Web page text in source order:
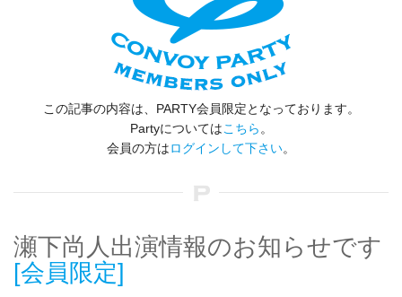
この記事の内容は、PARTY会員限定となっております。
Partyについてはこちら 。
会員の方はログインして下さい。
瀬下尚人出演情報のお知らせです
[会員限定]